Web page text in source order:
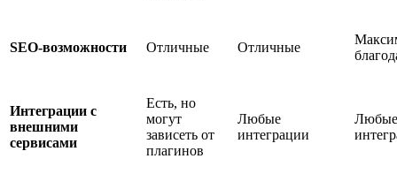
SEO-возможности Отличные Отличные
Интеграции с
внешними
сервисами
Есть, но
могут
зависеть от
плагинов
Любые
интеграции
Любые